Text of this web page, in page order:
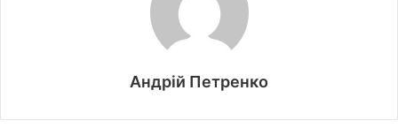
Андрій Петренко